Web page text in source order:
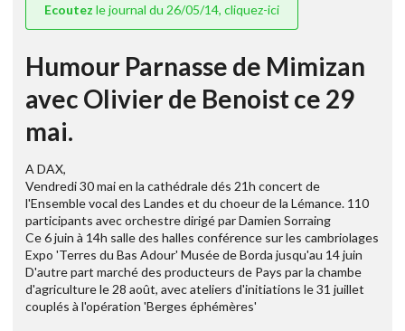
Ecoutez le journal du 26/05/14, cliquez-ici
Humour Parnasse de Mimizan
avec Olivier de Benoist ce 29
mai.
A DAX,
Vendredi 30 mai en la cathédrale dés 21h concert de
l'Ensemble vocal des Landes et du choeur de la Lémance. 110
participants avec orchestre dirigé par Damien Sorraing
Ce 6 juin à 14h salle des halles conférence sur les cambriolages
Expo 'Terres du Bas Adour' Musée de Borda jusqu'au 14 juin
D'autre part marché des producteurs de Pays par la chambe
d'agriculture le 28 août, avec ateliers d'initiations le 31 juillet
couplés à l'opération 'Berges éphémères'